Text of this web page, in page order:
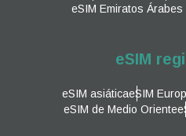
eSIM Emiratos Árabes
eSIM
eSIM asiáticaeSIM
eSIM de Medio Oriente